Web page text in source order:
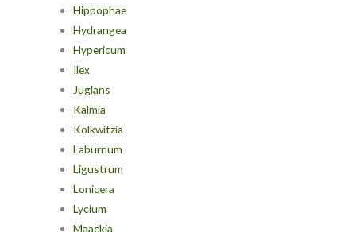
Hippophae
Hydrangea
Hypericum
Ilex
Juglans
Kalmia
Kolkwitzia
Laburnum
Ligustrum
Lonicera
Lycium
Maackia